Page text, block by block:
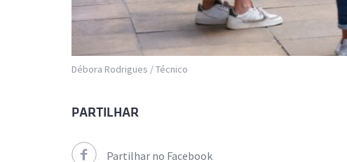
Débora Rodrigues / Técnico
PARTILHAR
Partilhar no Facebook